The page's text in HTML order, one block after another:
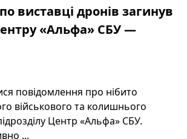
виставці дронів загинув
«Альфа» СБУ —
повідомлення про нібито
військового та колишнього
Центр «Альфа» СБУ.
...